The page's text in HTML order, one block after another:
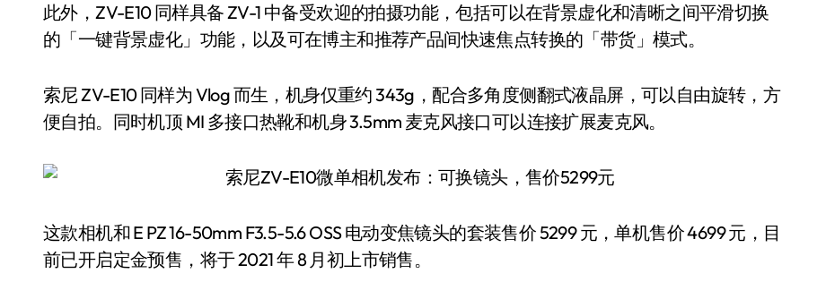
此外，ZV-E10 同样具备 ZV-1 中备受欢迎的拍摄功能，包括可以在背景虚化和清晰之间平滑切换
的「一键背景虚化」功能，以及可在博主和推荐产品间快速焦点转换的「带货」模式。
索尼 ZV-E10 同样为 Vlog 而生，机身仅重约 343g，配合多角度侧翻式液晶屏，可以自由旋转，方
便自拍。同时机顶 MI 多接口热靴和机身 3.5mm 麦克风接口可以连接扩展麦克风。
这款相机和 E PZ 16-50mm F3.5-5.6 OSS 电动变焦镜头的套装售价 5299 元，单机售价 4699 元，目
前已开启定金预售，将于 2021 年 8 月初上市销售。